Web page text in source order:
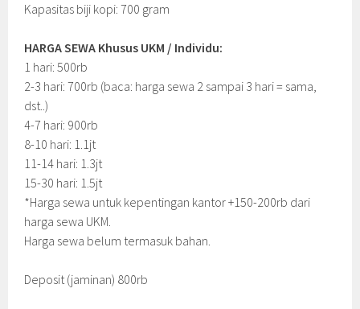
Kapasitas biji kopi: 700 gram
HARGA SEWA Khusus UKM / Individu:
1 hari: 500rb
2-3 hari: 700rb (baca: harga sewa 2 sampai 3 hari = sama,
dst..)
4-7 hari: 900rb
8-10 hari: 1.1jt
11-14 hari: 1.3jt
15-30 hari: 1.5jt
*Harga sewa untuk kepentingan kantor +150-200rb dari
harga sewa UKM.
Harga sewa belum termasuk bahan.
Deposit (jaminan) 800rb